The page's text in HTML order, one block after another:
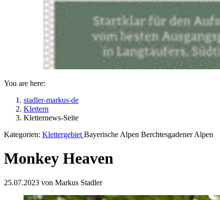
You are here:
stadler-markus-de
Klettern
Kletternews-Seite
Kategorien: Klettergebiet Bayerische Alpen Berchtesgadener Alpen
Monkey Heaven
25.07.2023 von Markus Stadler